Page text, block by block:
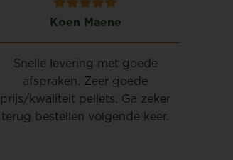
Koen Maene
Snelle levering met goede
afspraken. Zeer goede
prijs/kwaliteit pellets. Ga zeker
terug bestellen volgende keer.